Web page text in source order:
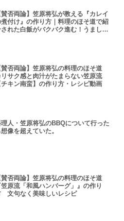
賛否両論】笠原将弘が教える『カレイ
付け』の作り方｜料理のほそ道で紹
れた白飯がバクバク進む！うましな
賛否両論】笠原将弘の料理のほそ道
リサク感と肉汁がたまらない笠原流
チキン南蛮】の作り方・レシピ動画
人・笠原将弘のBBQについて行った
想像を超えていた。
賛否両論】笠原将弘の料理のほそ道
笠原流「和風ハンバーグ」』の作り
文句なく美味しいレシピ